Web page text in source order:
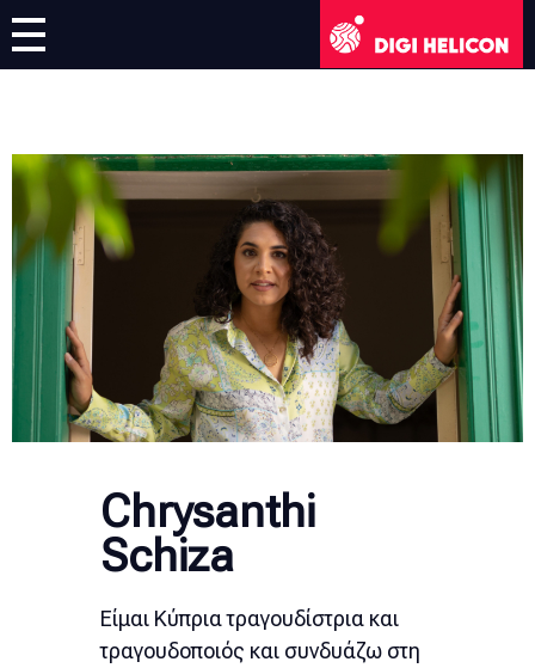
Καλλιτέχνες
Ελληνικά
English
Deutsch
Français
Nederlands
Chrysanthi
Schiza
Είμαι Κύπρια τραγουδίστρια και
τραγουδοποιός και συνδυάζω στη